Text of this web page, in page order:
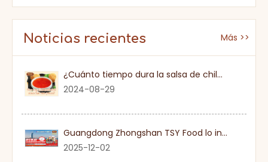
Noticias recientes Más >>
¿Cuánto tiempo dura la salsa de chile dulce una vez que se abre?
2024-08-29
Guangdong Zhongshan TSY Food lo invita sinceramente a visitar la Exposición Gulfood de Dubai 2026
2025-12-02